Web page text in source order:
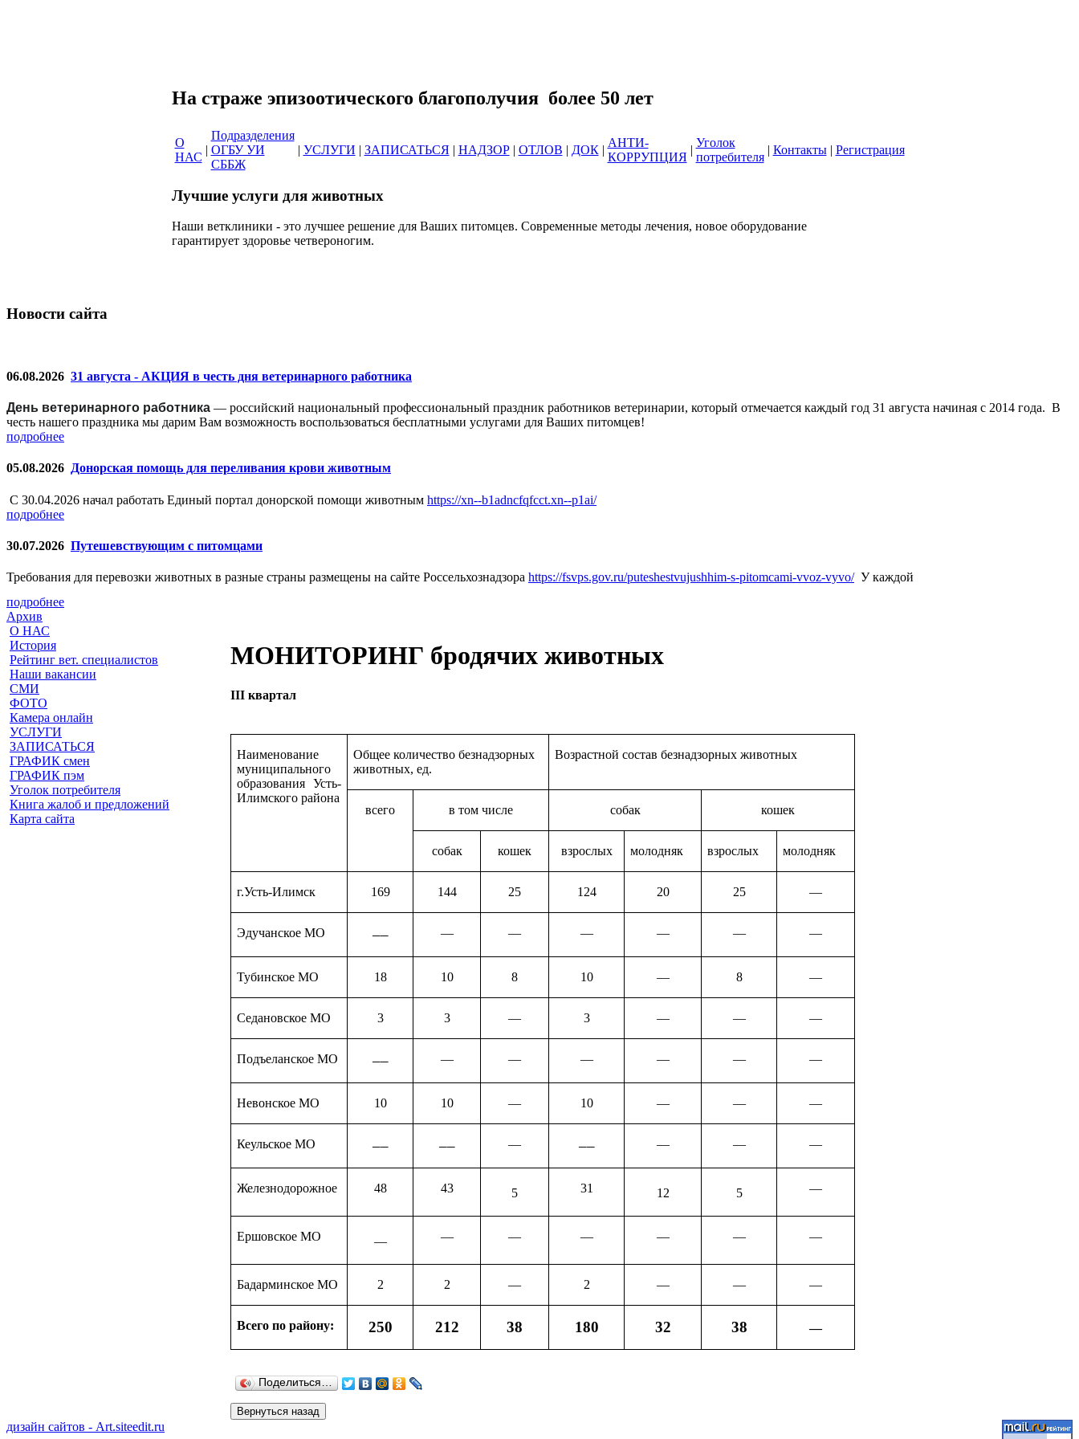
На страже эпизоотического благополучия более 50 лет
О
НАС
|
Подразделения
ОГБУ УИ
СББЖ
| УСЛУГИ | ЗАПИСАТЬСЯ | НАДЗОР | ОТЛОВ | ДОК |
АНТИ-
КОРРУПЦИЯ
|
Уголок
потребителя
| Контакты | Регистрация
Лучшие услуги для животных
Наши ветклиники - это лучшее решение для Ваших питомцев. Современные методы лечения, новое оборудование
гарантирует здоровье четвероногим.
Новости сайта
06.08.2026 31 августа - АКЦИЯ в честь дня ветеринарного работника
День ветеринарного работника — российский национальный профессиональный праздник работников ветеринарии, который отмечается каждый год 31 августа начиная с 2014 года. В
честь нашего праздника мы дарим Вам возможность воспользоваться бесплатными услугами для Ваших питомцев!
подробнее
05.08.2026 Донорская помощь для переливания крови животным
С 30.04.2026 начал работать Единый портал донорской помощи животным https://xn--b1adncfqfcct.xn--p1ai/
подробнее
30.07.2026 Путешевствующим с питомцами
Требования для перевозки животных в разные страны размещены на сайте Россельхознадзора https://fsvps.gov.ru/puteshestvujushhim-s-pitomcami-vvoz-vyvo/У каждой
подробнее
Архив
О НАС
История
Рейтинг вет. специалистов
Наши вакансии
СМИ
ФОТО
Камера онлайн
УСЛУГИ
ЗАПИСАТЬСЯ
ГРАФИК смен
ГРАФИК пэм
Уголок потребителя
Книга жалоб и предложений
Карта сайта
МОНИТОРИНГ бродячих животных
III квартал
Наименование
муниципального
образования Усть-
Илимского района
Общее количество безнадзорных
животных, ед.
Возрастной состав безнадзорных животных
всего в том числе собак кошек
собак кошек взрослых молодняк взрослых молодняк
г.Усть-Илимск 169 144 25 124 20 25 ––
Эдучанское МО –– –– –– –– –– –– ––
Тубинское МО 18 10 8 10 –– 8 ––
Седановское МО 3 3 –– 3 –– –– ––
Подъеланское МО –– –– –– –– –– –– ––
Невонское МО 10 10 –– 10 –– –– ––
Кеульское МО –– –– –– –– –– –– ––
Железнодорожное 48 43 5 31 12 5 ––
Ершовское МО –– –– –– –– –– –– ––
Бадарминское МО 2 2 –– 2 –– –– ––
Всего по району: 250 212 38 180 32 38 ––
Поделиться…
дизайн сайтов - Art.siteedit.ru